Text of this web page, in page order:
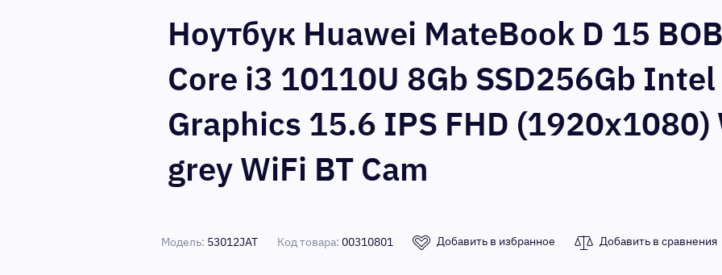
Ноутбук Huawei MateBook D 15
Core i3 10110U 8Gb SSD256Gb Intel
Graphics 15.6 IPS FHD
grey WiFi BT Cam
Модель: 53012JAT Код товара: 00310801 Добавить в избранное Добавить в сравнения